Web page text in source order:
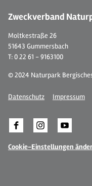
Zweckverband
Moltkestraße 26
51643 Gummersbach
T: 0 22 61 - 9163100
© 2024 Naturpark
Datenschutz Impressum
Cookie-Einstellungen